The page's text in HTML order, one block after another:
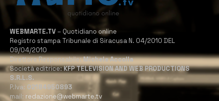
WEBMARTE.TV – Quotidiano online
Registro stampa Tribunale di Siracusa N. 04/2010 DEL
09/04/2010
Direttore Responsabile:Michele Accolla
Società editrice:KFP TELEVISION AND WEB PRODUCTIONS
S.R.L.S.
P.Iva: 02184950893
mail: redazione@webmarte.tv